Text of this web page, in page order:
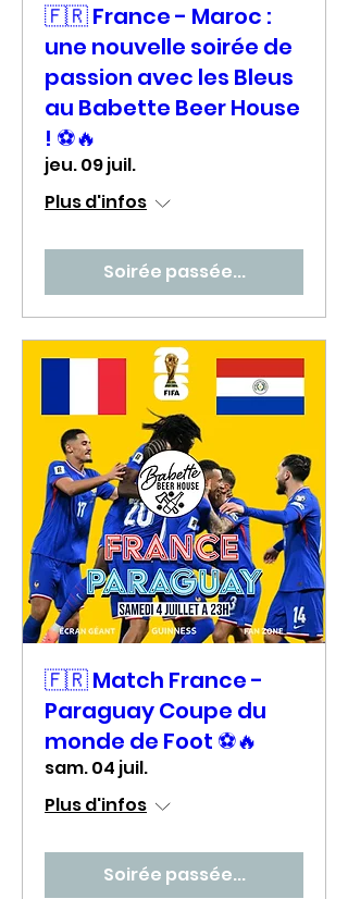
🇫🇷 France - Maroc :
une nouvelle soirée de
passion avec les Bleus
au Babette Beer House
! ⚽🔥
jeu. 09 juil.
Plus d'infos
Soirée passée...
🇫🇷 Match France -
Paraguay Coupe du
monde de Foot ⚽🔥
sam. 04 juil.
Plus d'infos
Soirée passée...